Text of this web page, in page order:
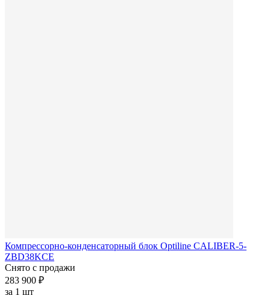
Компрессорно-конденсаторный блок Optiline CALIBER-5-
ZBD38KСE
Снято с продажи
283 900 ₽
за 1 шт